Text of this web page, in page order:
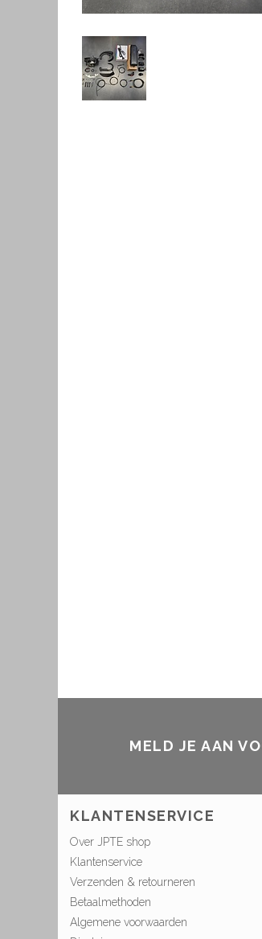
MELD JE AAN
KLANTENSERVICE
Over JPTE shop
Klantenservice
Verzenden & retourneren
Betaalmethoden
Algemene voorwaarden